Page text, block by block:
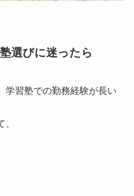
選びに迷ったら
学習塾での勤務経験が長い